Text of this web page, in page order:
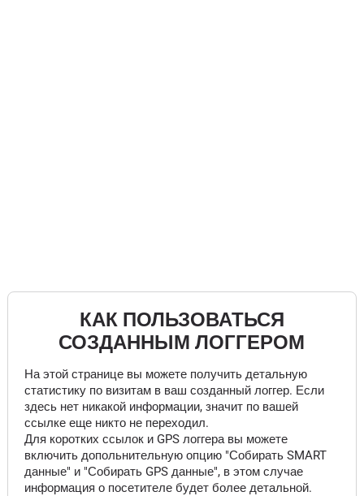
КАК ПОЛЬЗОВАТЬСЯ
СОЗДАННЫМ ЛОГГЕРОМ
На этой странице вы можете получить детальную
статистику по визитам в ваш созданный логгер. Если
здесь нет никакой информации, значит по вашей
ссылке еще никто не переходил.
Для коротких ссылок и GPS логгера вы можете
включить допольнительную опцию "Собирать SMART
данные" и "Собирать GPS данные", в этом случае
информация о посетителе будет более детальной.